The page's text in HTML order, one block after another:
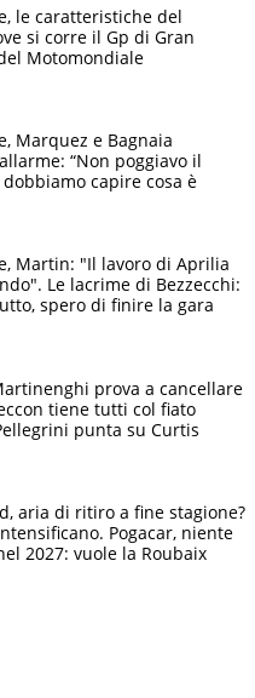
le caratteristiche del
si corre il Gp di Gran
Motomondiale
Marquez e Bagnaia
“Non poggiavo il
capire cosa è
Martin: "Il lavoro di Aprilia
Le lacrime di Bezzecchi:
spero di finire la gara
prova a cancellare
tiene tutti col fiato
punta su Curtis
aria di ritiro a fine stagione?
Pogacar, niente
2027: vuole la Roubaix